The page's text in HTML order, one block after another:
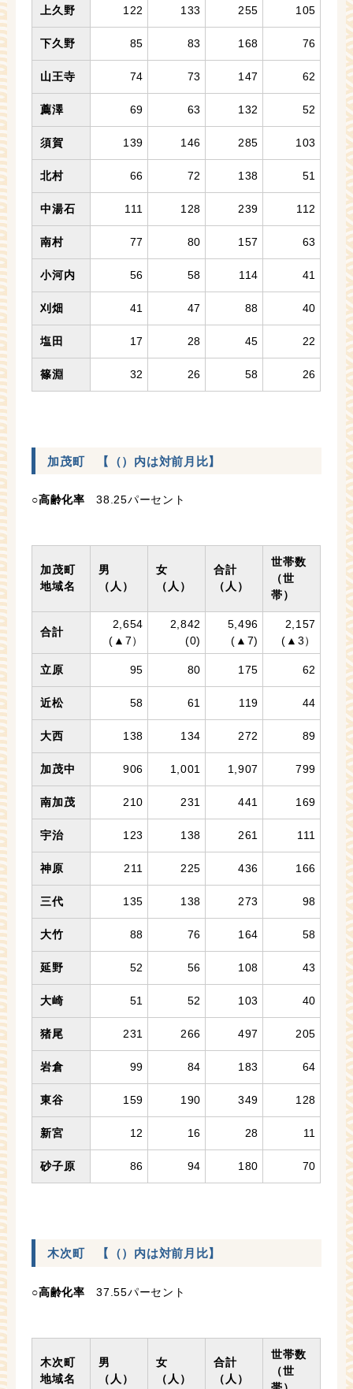
上久野 122 133 255 105
下久野 85 83 168 76
山王寺 74 73 147 62
薦澤 69 63 132 52
須賀 139 146 285 103
北村 66 72 138 51
中湯石 111 128 239 112
南村 77 80 157 63
小河内 56 58 114 41
刈畑 41 47 88 40
塩田 17 28 45 22
篠淵 32 26 58 26
加茂町 【（）内は対前月比】
○高齢化率38.25パーセント
加茂町
地域名
男
（人）
女
（人）
合計
（人）
世帯数
（世
帯）
合計
2,654
(▲7）
2,842
(0)
5,496
(▲7)
2,157
(▲3）
立原 95 80 175 62
近松 58 61 119 44
大西 138 134 272 89
加茂中 906 1,001 1,907 799
南加茂 210 231 441 169
宇治 123 138 261 111
神原 211 225 436 166
三代 135 138 273 98
大竹 88 76 164 58
延野 52 56 108 43
大崎 51 52 103 40
猪尾 231 266 497 205
岩倉 99 84 183 64
東谷 159 190 349 128
新宮 12 16 28 11
砂子原 86 94 180 70
木次町 【（）内は対前月比】
○高齢化率 37.55パーセント
木次町
地域名
男
（人）
女
（人）
合計
（人）
世帯数
（世